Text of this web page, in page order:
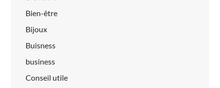
Bien-être
Bijoux
Buisness
business
Conseil utile